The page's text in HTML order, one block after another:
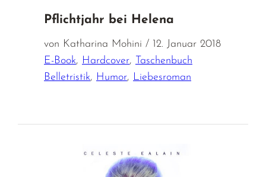
Pflichtjahr bei Helena
von Katharina Mohini / 12. Januar 2018
E-Book, Hardcover,
Taschenbuch
Belletristik, Humor, Liebesroman